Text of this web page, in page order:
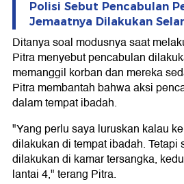
Polisi Sebut Pencabulan
Jemaatnya Dilakukan
Ditanya soal modusnya saat
Pitra menyebut pencabulan
memanggil korban dan mereka
Pitra membantah bahwa aksi
dalam tempat ibadah.
"Yang perlu saya luruskan kalau
dilakukan di tempat ibadah. Tetapi
dilakukan di kamar tersangka,
lantai 4," terang Pitra.